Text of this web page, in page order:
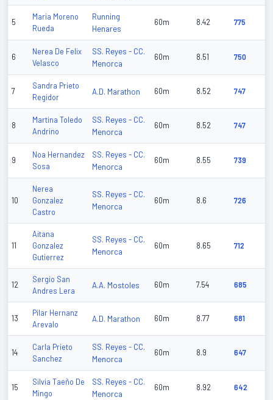
5
Maria Moreno
Rueda
Running
Henares
60m 8.42 775
6
Nerea De Felix
Velasco
SS. Reyes - CC.
Menorca
60m 8.51 750
7
Sandra Prieto
Regidor
A.D. Marathon 60m 8.52 747
8
Martina Toledo
Andrino
SS. Reyes - CC.
Menorca
60m 8.52 747
9
Noa Hernandez
Sosa
SS. Reyes - CC.
Menorca
60m 8.55 739
10
Nerea
Gonzalez
Castro
SS. Reyes - CC.
Menorca
60m 8.6 726
11
Aitana
Gonzalez
Gutierrez
SS. Reyes - CC.
Menorca
60m 8.65 712
12
Sergio San
Andres Lera
A.A. Mostoles 60m 7.54 685
13
Pilar Hernanz
Arevalo
A.D. Marathon 60m 8.77 681
14
Carla Prieto
Sanchez
SS. Reyes - CC.
Menorca
60m 8.9 647
15
Silvia Taeño De
Mingo
SS. Reyes - CC.
Menorca
60m 8.92 642